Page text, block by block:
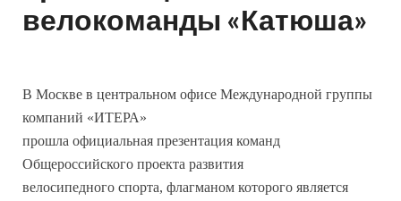
велокоманды «Катюша»
В Москве в центральном офисе Международной группы
компаний «ИТЕРА»
прошла официальная презентация команд
Общероссийского проекта развития
велосипедного спорта, флагманом которого является